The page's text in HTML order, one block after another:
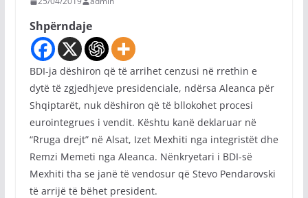
Shpërndaje
BDI-ja dëshiron që të arrihet cenzusi në rrethin e
dytë të zgjedhjeve presidenciale, ndërsa Aleanca për
Shqiptarët, nuk dëshiron që të bllokohet procesi
eurointegrues i vendit. Kështu kanë deklaruar në
“Rruga drejt” në Alsat, Izet Mexhiti nga integristët dhe
Remzi Memeti nga Aleanca. Nënkryetari i BDI-së
Mexhiti tha se janë të vendosur që Stevo Pendarovski
të arrijë të bëhet president.